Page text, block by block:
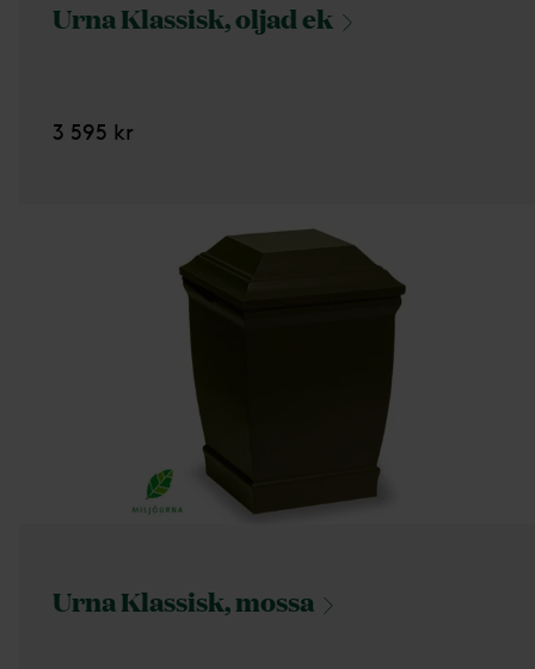
Urna Klassisk, oljadek
3 595 kr
Urna Klassisk,mossa